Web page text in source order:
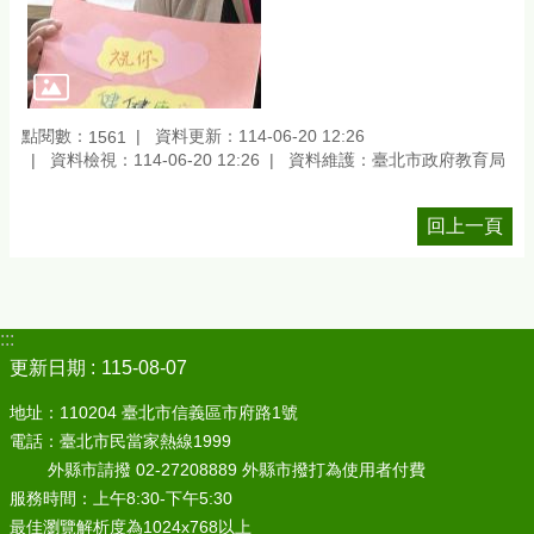
點閱數： 1561
資料更新：114-06-20 12:26
資料檢視：114-06-20 12:26
資料維護：臺北市政府教育局
回上一頁
:::
更新日期
115-08-07
地址：110204 臺北市信義區市府路1號
電話：臺北市民當家熱線1999
外縣市請撥 02-27208889 外縣市撥打為使用者付費
服務時間：上午8:30-下午5:30
最佳瀏覽解析度為1024x768以上